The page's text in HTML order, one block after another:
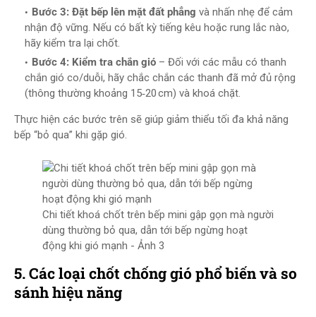
Bước 3: Đặt bếp lên mặt đất phẳng và nhấn nhẹ để cảm
nhận độ vững. Nếu có bất kỳ tiếng kêu hoặc rung lắc nào,
hãy kiểm tra lại chốt.
Bước 4: Kiểm tra chắn gió – Đối với các mẫu có thanh
chắn gió co/duỗi, hãy chắc chắn các thanh đã mở đủ rộng
(thông thường khoảng 15‑20 cm) và khoá chặt.
Thực hiện các bước trên sẽ giúp giảm thiểu tối đa khả năng
bếp “bỏ qua” khi gặp gió.
Chi tiết khoá chốt trên bếp mini gập gọn mà người
dùng thường bỏ qua, dẫn tới bếp ngừng hoạt
động khi gió mạnh - Ảnh 3
5. Các loại chốt chống gió phổ biến và so
sánh hiệu năng